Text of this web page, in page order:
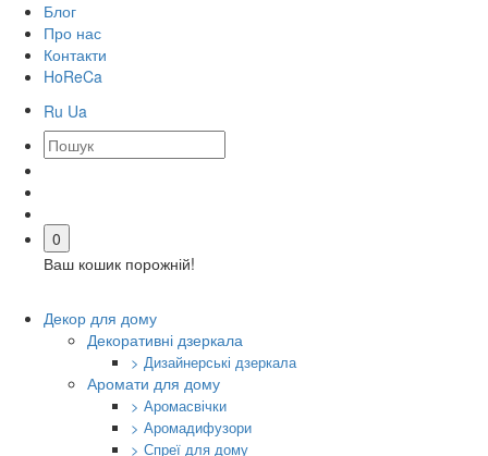
Блог
Про нас
Контакти
HoReCa
Ru Ua
0
Ваш кошик порожній!
Декор для дому
Декоративні дзеркала
> Дизайнерські дзеркала
Аромати для дому
> Аромасвічки
> Аромадифузори
> Спреї для дому